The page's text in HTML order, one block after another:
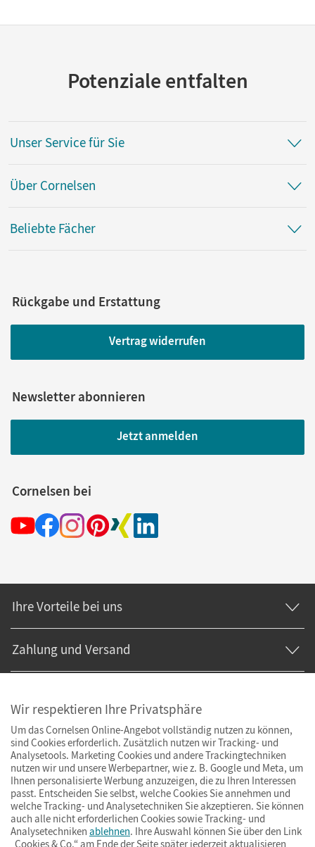
Potenziale entfalten
Unser Service für Sie
Über Cornelsen
Beliebte Fächer
Rückgabe und Erstattung
Vertrag widerrufen
Newsletter abonnieren
Jetzt anmelden
Cornelsen bei
Ihre Vorteile bei uns
Zahlung und Versand
Wir respektieren Ihre Privatsphäre
Um das Cornelsen Online-Angebot vollständig nutzen zu können,
sind Cookies erforderlich. Zusätzlich nutzen wir Tracking- und
Analysetools. Marketing Cookies und andere Trackingtechniken
nutzen wir und unsere Werbepartner, wie z. B. Google und Meta, um
Ihnen personalisierte Werbung anzuzeigen, die zu Ihren Interessen
passt. Entscheiden Sie selbst, welche Cookies Sie annehmen und
welche Tracking- und Analysetechniken Sie akzeptieren. Sie können
auch alle nicht erforderlichen Cookies sowie Tracking- und
Analysetechniken ablehnen. Ihre Auswahl können Sie über den Link
„Cookies & Co.“ am Ende der Seite später jederzeit aktualisieren